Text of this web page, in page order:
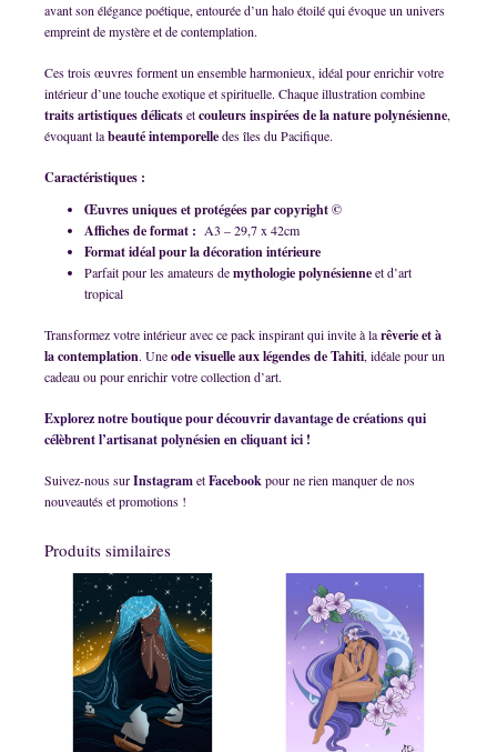
avant son élégance poétique, entourée d’un halo étoilé qui évoque un univers
empreint de mystère et de contemplation.
Ces trois œuvres forment un ensemble harmonieux, idéal pour enrichir votre
intérieur d’une touche exotique et spirituelle. Chaque illustration combine
traits artistiques délicatsetcouleurs inspirées de la nature polynésienne,
évoquant labeauté intemporelledes îles du Pacifique.
Caractéristiques :
Œuvres uniques et protégées par copyright ©
Affiches de format : A3 – 29,7 x 42cm
Format idéal pour la décoration intérieure
Parfait pour les amateurs demythologie polynésienneet d’art
tropical
Transformez votre intérieur avec ce pack inspirant qui invite à larêverie et à
la contemplation. Uneode visuelle aux légendes de Tahiti, idéale pour un
cadeau ou pour enrichir votre collection d’art.
Explorez notre boutique pour découvrir davantage de créations qui
célèbrent l’artisanat polynésien en cliquant ici !
Suivez-nous surInstagrametFacebookpour ne rien manquer de nos
nouveautés et promotions !
Produits similaires
produit
plusieurs
variations.
options
peuvent
plusieurs
variations.
options